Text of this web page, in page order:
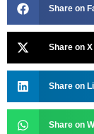
Share on
Share on X
Share on
Share on